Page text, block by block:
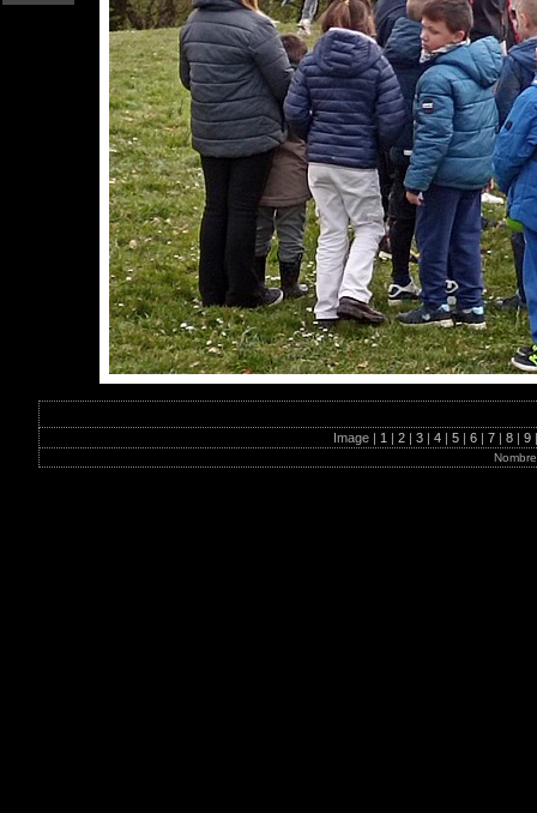
Image | 1 | 2 | 3 | 4 | 5 | 6 | 7 | 8 | 9 |